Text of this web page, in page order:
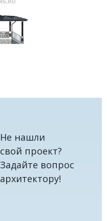
Не нашли
свой проект?
Задайте вопрос
архитектору!